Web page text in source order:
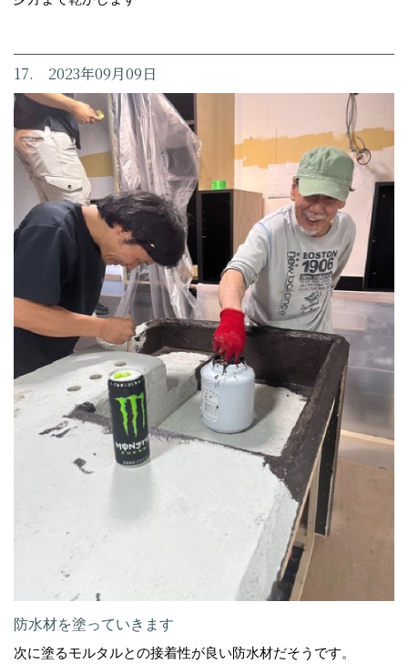
17. 2023年09月09日
防水材を塗っていきます
次に塗るモルタルとの接着性が良い防水材だそうです。